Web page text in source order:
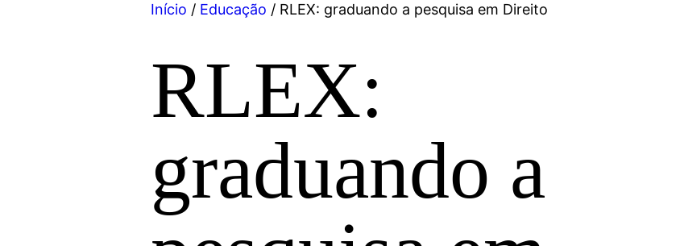
Início / Educação / RLEX: graduando a pesquisa em Direito
RLEX:
graduando a